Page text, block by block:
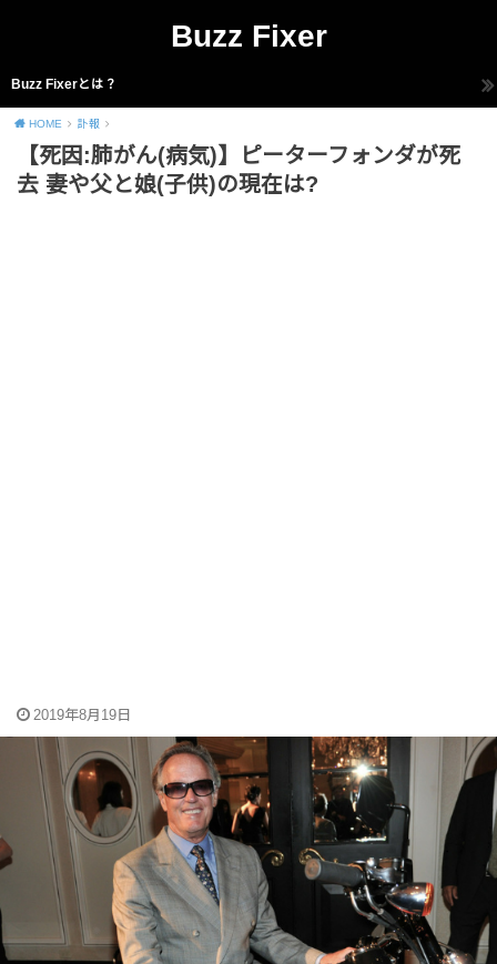
Buzz Fixer
Buzz Fixerとは？
HOME 訃報
【死因:肺がん(病気)】ピーターフォンダが死
去 妻や父と娘(子供)の現在は?
2019年8月19日